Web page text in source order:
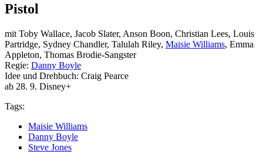
Pistol
mit Toby Wallace, Jacob Slater, Anson Boon, Christian Lees, Louis
Partridge, Sydney Chandler, Talulah Riley, Maisie Williams, Emma
Appleton, Thomas Brodie-Sangster
Regie: Danny Boyle
Idee und Drehbuch: Craig Pearce
ab 28. 9. Disney+
Tags:
Maisie Williams
Danny Boyle
Steve Jones